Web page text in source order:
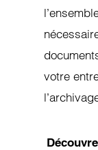
votre